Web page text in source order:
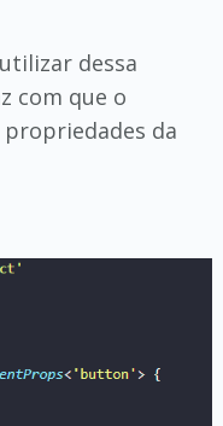
dessa
com que o
da